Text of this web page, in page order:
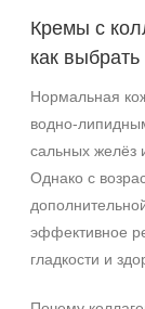
Для женщин
Процедура
Демакияж
Массаж
Пилинг
Показать еще
Кремы с
как выбрать
Нормальная
сальных желёз
Однако с
эффективное
гладкости и